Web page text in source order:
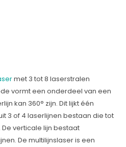
met 3 tot 8 laserstralen
vormt een onderdeel van een
kan 360° zijn. Dit lijkt één
3 of 4 laserlijnen bestaan die tot
verticale lijn bestaat
De multilijnslaser is een